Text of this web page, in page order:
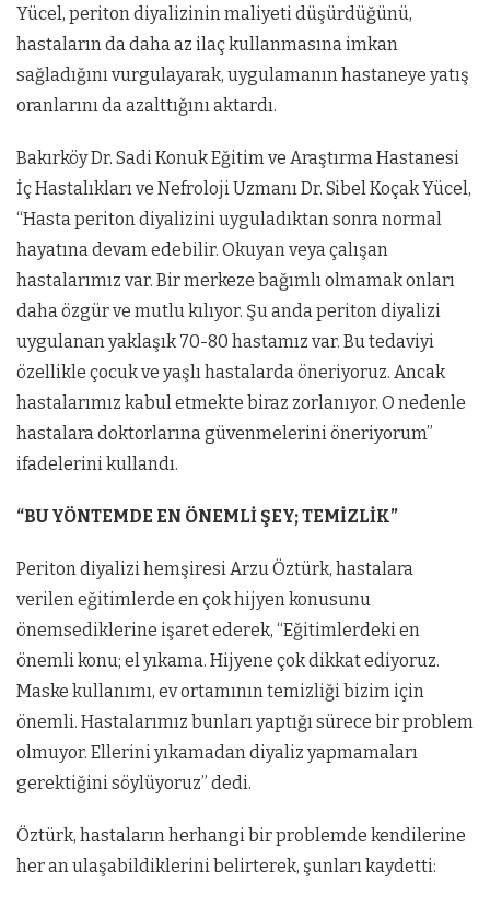
Yücel, periton diyalizinin maliyeti düşürdüğünü,
hastaların da daha az ilaç kullanmasına imkan
sağladığını vurgulayarak, uygulamanın hastaneye yatış
oranlarını da azalttığını aktardı.
Bakırköy Dr. Sadi Konuk Eğitim ve Araştırma Hastanesi
İç Hastalıkları ve Nefroloji Uzmanı Dr. Sibel Koçak Yücel,
“Hasta periton diyalizini uyguladıktan sonra normal
hayatına devam edebilir. Okuyan veya çalışan
hastalarımız var. Bir merkeze bağımlı olmamak onları
daha özgür ve mutlu kılıyor. Şu anda periton diyalizi
uygulanan yaklaşık 70-80 hastamız var. Bu tedaviyi
özellikle çocuk ve yaşlı hastalarda öneriyoruz. Ancak
hastalarımız kabul etmekte biraz zorlanıyor. O nedenle
hastalara doktorlarına güvenmelerini öneriyorum”
ifadelerini kullandı.
“BU YÖNTEMDE EN ÖNEMLİ ŞEY; TEMİZLİK”
Periton diyalizi hemşiresi Arzu Öztürk, hastalara
verilen eğitimlerde en çok hijyen konusunu
önemsediklerine işaret ederek, “Eğitimlerdeki en
önemli konu; el yıkama. Hijyene çok dikkat ediyoruz.
Maske kullanımı, ev ortamının temizliği bizim için
önemli. Hastalarımız bunları yaptığı sürece bir problem
olmuyor. Ellerini yıkamadan diyaliz yapmamaları
gerektiğini söylüyoruz” dedi.
Öztürk, hastaların herhangi bir problemde kendilerine
her an ulaşabildiklerini belirterek, şunları kaydetti: